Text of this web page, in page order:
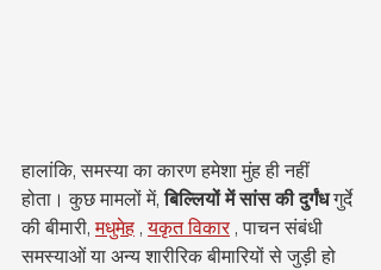
हालांकि, समस्या का कारण हमेशा मुंह ही नहीं
होता। कुछ मामलों में, बिल्लियों में सांस की दुर्गंध गुर्दे
की बीमारी, मधुमेह , यकृत विकार , पाचन संबंधी
समस्याओं या अन्य शारीरिक बीमारियों से जुड़ी हो